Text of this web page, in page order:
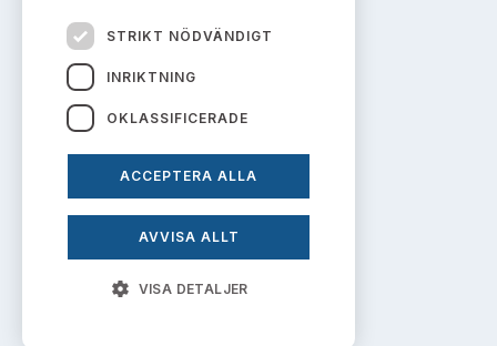
Publikationer och anföranden
Om innehållet
Om webbplatsen
Prenumerera på uttalanden
STRIKT NÖDVÄNDIGT
INRIKTNING
OKLASSIFICERADE
ACCEPTERA ALLA
AVVISA ALLT
VISA DETALJER